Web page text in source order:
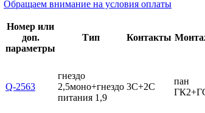
Обращаем внимание на условия оплаты
Номер или
доп.
параметры
Тип Контакты
Q-2563
гнездо
2,5моно+гнездо
питания 1,9
3C+2C
пан